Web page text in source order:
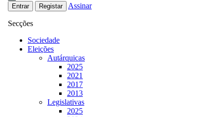
Entrar Registar Assinar
Secções
Sociedade
Eleições
Autárquicas
2025
2021
2017
2013
Legislativas
2025